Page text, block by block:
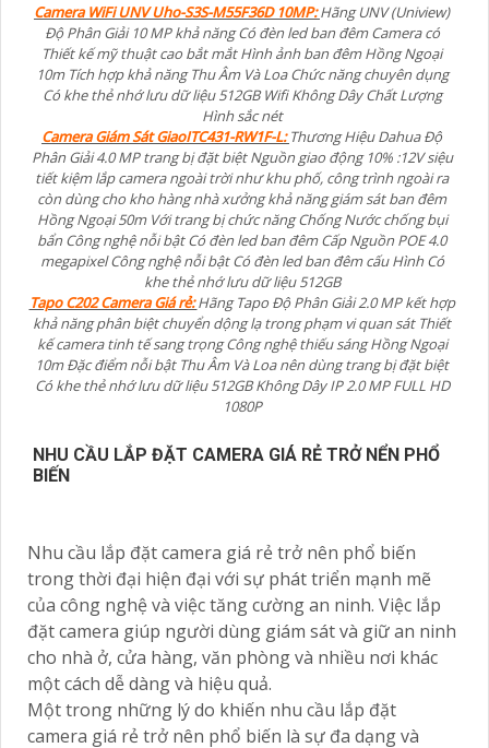
Camera WiFi UNV Uho-S3S-M55F36D 10MP:Hãng UNV (Uniview)
Độ Phân Giải 10 MP khả năng Có đèn led ban đêm Camera có
Thiết kế mỹ thuật cao bắt mắt Hình ảnh ban đêm Hồng Ngoại
10m Tích hợp khả năng Thu Âm Và Loa Chức năng chuyên dụng
Có khe thẻ nhớ lưu dữ liệu 512GB Wifi Không Dây Chất Lượng
Hình sắc nét
Camera Giám Sát GiaoITC431-RW1F-L:Thương Hiệu Dahua Độ
Phân Giải 4.0 MP trang bị đặt biệt Nguồn giao động 10% :12V siệu
tiết kiệm lắp camera ngoài trời như khu phố, công trình ngoài ra
còn dùng cho kho hàng nhà xưởng khả năng giám sát ban đêm
Hồng Ngoại 50m Với trang bị chức năng Chống Nước chống bụi
bẩn Công nghệ nỗi bật Có đèn led ban đêm Cấp Nguồn POE 4.0
megapixel Công nghệ nỗi bật Có đèn led ban đêm cấu Hình Có
khe thẻ nhớ lưu dữ liệu 512GB
Tapo C202 Camera Giá rẻ:Hãng Tapo Độ Phân Giải 2.0 MP kết hợp
khả năng phân biệt chuyển dộng lạ trong phạm vi quan sát Thiết
kế camera tinh tế sang trọng Công nghệ thiếu sáng Hồng Ngoại
10m Đặc điểm nỗi bật Thu Âm Và Loa nên dùng trang bị đặt biệt
Có khe thẻ nhớ lưu dữ liệu 512GB Không Dây IP 2.0 MP FULL HD
1080P
NHU CẦU LẮP ĐẶT CAMERA GIÁ RẺ TRỞ NỂN PHỔ
BIẾN
Nhu cầu lắp đặt camera giá rẻ trở nên phổ biến
trong thời đại hiện đại với sự phát triển mạnh mẽ
của công nghệ và việc tăng cường an ninh. Việc lắp
đặt camera giúp người dùng giám sát và giữ an ninh
cho nhà ở, cửa hàng, văn phòng và nhiều nơi khác
một cách dễ dàng và hiệu quả.
Một trong những lý do khiến nhu cầu lắp đặt
camera giá rẻ trở nên phổ biến là sự đa dạng và